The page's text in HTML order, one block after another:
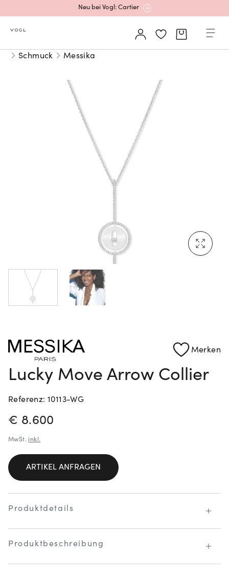
Neu bei Vogl: Cartier
Mehr erfahren: Ikonische Uhren von Cartier
Rolex Certified Pre-Owned entdecken
Neu bei Vogl: Uhren von Grand Seiko
Neu bei Vogl: Cartier
Mehr erfahren: Ikonische Uhren von Cartier
Rolex Certified Pre-Owned entdecken
Schmuck Messika
Merken
Lucky Move Arrow Collier
Referenz: 10113-WG
PREISINFORMATIONEN
€ 8.600
MwSt. inkl.
ARTIKEL ANFRAGEN
Produktdetails
Produktbeschreibung